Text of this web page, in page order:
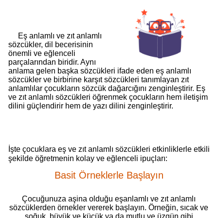
Eş anlamlı ve zıt anlamlı
sözcükler, dil becerisinin
önemli ve eğlenceli
parçalarından biridir. Aynı
anlama gelen başka sözcükleri ifade eden eş anlamlı
sözcükler ve birbirine karşıt sözcükleri tanımlayan zıt
anlamlılar çocukların sözcük dağarcığını zenginleştirir. Eş
ve zıt anlamlı sözcükleri öğrenmek çocukların hem iletişim
dilini güçlendirir hem de yazı dilini zenginleştirir.
İşte çocuklara eş ve zıt anlamlı sözcükleri etkinliklerle etkili
şekilde öğretmenin kolay ve eğlenceli ipuçları:
Basit Örneklerle Başlayın
Çocuğunuza aşina olduğu eşanlamlı ve zıt anlamlı
sözcüklerden örnekler vererek başlayın. Örneğin, sıcak ve
soğuk, büyük ve küçük ya da mutlu ve üzgün gibi